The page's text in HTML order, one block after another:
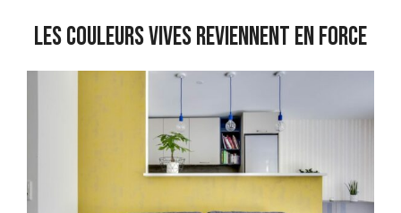
Les couleurs vives reviennent en force